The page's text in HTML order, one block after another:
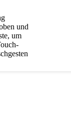
und
um